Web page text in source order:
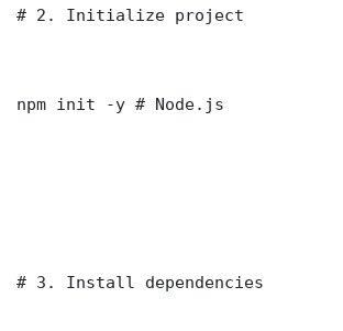
# 2. Initialize project
npm init -y # Node.js
# 3. Install dependencies